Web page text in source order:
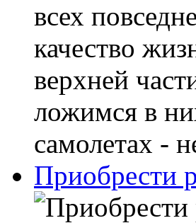
всех
качество
верхней
ложимся в
самолетах -
Приобрести